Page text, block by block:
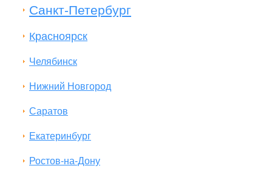
Санкт-Петербург
Красноярск
Челябинск
Нижний Новгород
Саратов
Екатеринбург
Ростов-на-Дону